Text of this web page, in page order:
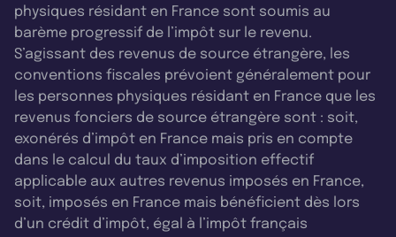
physiques résidant en France sont soumis au
barème progressif de l’impôt sur le revenu.
S’agissant des revenus de source étrangère, les
conventions fiscales prévoient généralement pour
les personnes physiques résidant en France que les
revenus fonciers de source étrangère sont : soit,
exonérés d’impôt en France mais pris en compte
dans le calcul du taux d’imposition effectif
applicable aux autres revenus imposés en France,
soit, imposés en France mais bénéficient dès lors
d’un crédit d’impôt, égal à l’impôt français